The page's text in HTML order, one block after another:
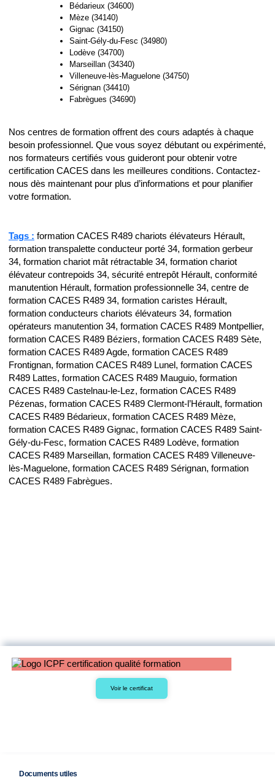
Bédarieux (34600)
Mèze (34140)
Gignac (34150)
Saint-Gély-du-Fesc (34980)
Lodève (34700)
Marseillan (34340)
Villeneuve-lès-Maguelone (34750)
Sérignan (34410)
Fabrègues (34690)
Nos centres de formation offrent des cours adaptés à chaque
besoin professionnel. Que vous soyez débutant ou expérimenté,
nos formateurs certifiés vous guideront pour obtenir votre
certification CACES dans les meilleures conditions. Contactez-
nous dès maintenant pour plus d’informations et pour planifier
votre formation.
Tags : formation CACES R489 chariots élévateurs Hérault,
formation transpalette conducteur porté 34, formation gerbeur
34, formation chariot mât rétractable 34, formation chariot
élévateur contrepoids 34, sécurité entrepôt Hérault, conformité
manutention Hérault, formation professionnelle 34, centre de
formation CACES R489 34, formation caristes Hérault,
formation conducteurs chariots élévateurs 34, formation
opérateurs manutention 34, formation CACES R489 Montpellier,
formation CACES R489 Béziers, formation CACES R489 Sète,
formation CACES R489 Agde, formation CACES R489
Frontignan, formation CACES R489 Lunel, formation CACES
R489 Lattes, formation CACES R489 Mauguio, formation
CACES R489 Castelnau-le-Lez, formation CACES R489
Pézenas, formation CACES R489 Clermont-l’Hérault, formation
CACES R489 Bédarieux, formation CACES R489 Mèze,
formation CACES R489 Gignac, formation CACES R489 Saint-
Gély-du-Fesc, formation CACES R489 Lodève, formation
CACES R489 Marseillan, formation CACES R489 Villeneuve-
lès-Maguelone, formation CACES R489 Sérignan, formation
CACES R489 Fabrègues.
Voir le certificat
Documents utiles